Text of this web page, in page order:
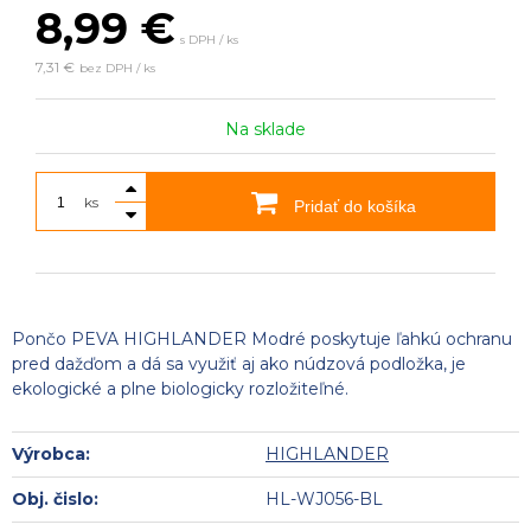
8,99 € s DPH / ks
7,31 € bez DPH / ks
Na sklade
ks Pridať do košíka
Pončo PEVA HIGHLANDER Modré poskytuje ľahkú ochranu
pred dažďom a dá sa využiť aj ako núdzová podložka, je
ekologické a plne biologicky rozložiteľné.
Výrobca: HIGHLANDER
Obj. čislo: HL-WJ056-BL